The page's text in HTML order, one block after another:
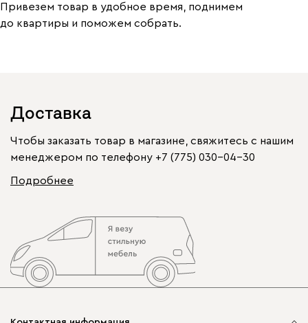
Привезем товар в удобное время, поднимем
до квартиры и поможем собрать.
Доставка
Чтобы заказать товар в магазине, свяжитесь с нашим
менеджером по телефону +7 (775) 030-04-30
Подробнее